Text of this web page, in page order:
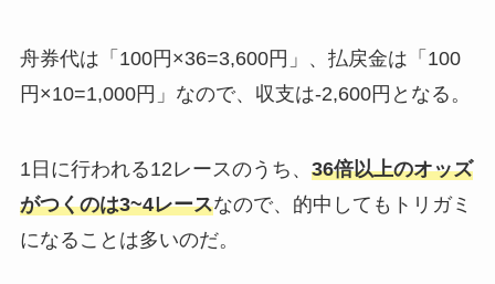
舟券代は「100円×36=3,600円」、払戻金は「100
円×10=1,000円」なので、収支は-2,600円となる。
1日に行われる12レースのうち、 36倍以上のオッズ
がつくのは3~4レースなので、的中してもトリガミ
になることは多いのだ。